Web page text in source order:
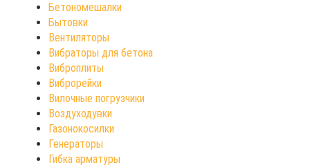
Бетономешалки
Бытовки
Вентиляторы
Вибраторы для бетона
Виброплиты
Виброрейки
Вилочные погрузчики
Воздуходувки
Газонокосилки
Генераторы
Гибка арматуры